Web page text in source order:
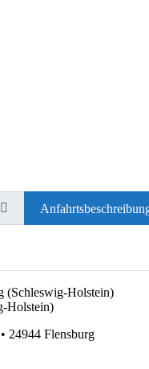
Holstein)
• 24944 Flensburg